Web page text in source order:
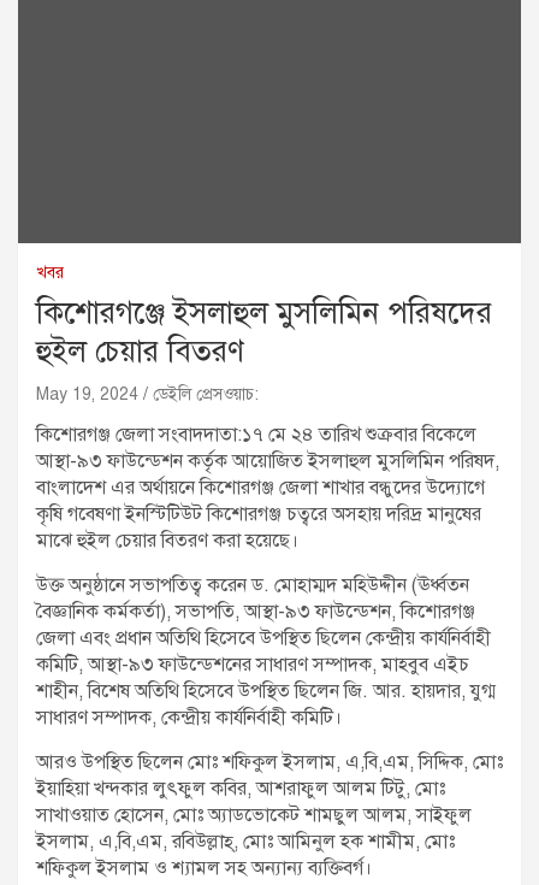
খবর
কিশোরগঞ্জে ইসলাহুল মুসলিমিন পরিষদের
হুইল চেয়ার বিতরণ
May 19, 2024 ডেইলি প্রেসওয়াচ:
কিশোরগঞ্জ জেলা সংবাদদাতা:১৭ মে ২৪ তারিখ শুক্রবার বিকেলে
আস্থা-৯৩ ফাউন্ডেশন কর্তৃক আয়োজিত ইসলাহুল মুসলিমিন পরিষদ,
বাংলাদেশ এর অর্থায়নে কিশোরগঞ্জ জেলা শাখার বন্ধুদের উদ্যোগে
কৃষি গবেষণা ইনস্টিটিউট কিশোরগঞ্জ চত্বরে অসহায় দরিদ্র মানুষের
মাঝে হুইল চেয়ার বিতরণ করা হয়েছে।
উক্ত অনুষ্ঠানে সভাপতিত্ব করেন ড. মোহাম্মদ মহিউদ্দীন (ঊর্ধ্বতন
বৈজ্ঞানিক কর্মকর্তা), সভাপতি, আস্থা-৯৩ ফাউন্ডেশন, কিশোরগঞ্জ
জেলা এবং প্রধান অতিথি হিসেবে উপস্থিত ছিলেন কেন্দ্রীয় কার্যনির্বাহী
কমিটি, আস্থা-৯৩ ফাউন্ডেশনের সাধারণ সম্পাদক, মাহবুব এইচ
শাহীন, বিশেষ অতিথি হিসেবে উপস্থিত ছিলেন জি. আর. হায়দার, যুগ্ম
সাধারণ সম্পাদক, কেন্দ্রীয় কার্যনির্বাহী কমিটি।
আরও উপস্থিত ছিলেন মোঃ শফিকুল ইসলাম, এ,বি,এম, সিদ্দিক, মোঃ
ইয়াহিয়া খন্দকার লুৎফুল কবির, আশরাফুল আলম টিটু, মোঃ
সাখাওয়াত হোসেন, মোঃ অ্যাডভোকেট শামছুল আলম, সাইফুল
ইসলাম, এ,বি,এম, রবিউল্লাহ্, মোঃ আমিনুল হক শামীম, মোঃ
শফিকুল ইসলাম ও শ্যামল সহ অন্যান্য ব্যক্তিবর্গ।